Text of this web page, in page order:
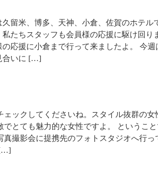
留米、博多、天神、小倉、佐賀のホテル
たちスタッフも会員様の応援に駆け回り
応援に小倉まで行って来ましたよ。 今週
合いに […]
ェックしてくださいね。スタイル抜群の女
でとても魅力的な女性ですよ。 というこ
真撮影会に提携先のフォトスタジオへ行っ
[…]